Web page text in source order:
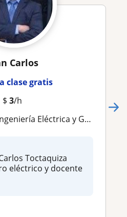
Carlos
clase gratis
$ 3/h
Eléctrica y Gestión de Proyectos
Toctaquiza
eléctrico y docente